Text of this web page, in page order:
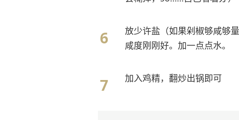
放少许盐（如果剁椒够咸够
咸度刚刚好。加一点点水。
加入鸡精，翻炒出锅即可